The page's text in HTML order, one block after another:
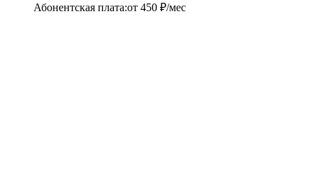
Абонентская плата:от 450 ₽/мес